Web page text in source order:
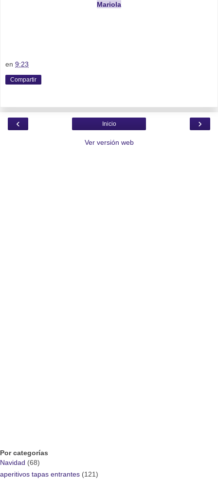
Mariola
en 9:23
Compartir
‹ ›
Inicio
Ver versión web
Por categorías
Navidad (68)
aperitivos tapas entrantes (121)